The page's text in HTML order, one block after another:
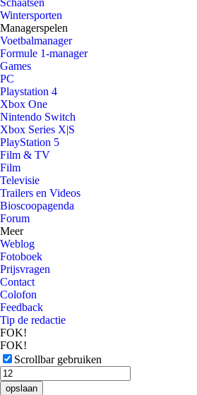
Schaatsen
Wintersporten
Managerspelen
Voetbalmanager
Formule 1-manager
Games
PC
Playstation 4
Xbox One
Nintendo Switch
Xbox Series X|S
PlayStation 5
Film & TV
Film
Televisie
Trailers en Videos
Bioscoopagenda
Forum
Meer
Weblog
Fotoboek
Prijsvragen
Contact
Colofon
Feedback
Tip de redactie
FOK!
FOK!
Scrollbar gebruiken
opslaan